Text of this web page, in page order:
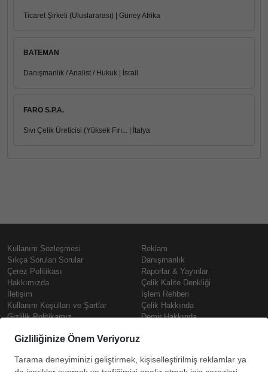
Ticaret Şirketi (Uluslararası) | Güney Afrika
BATEMAN
Danışmanlık / Analist / Hukuk | İsrail
FARO S.P.A.
Sıvı Çelik Üreticisi (Yüksek Fırı... | İtalya
Kullanım Sözleşmesi
Sıkça Sorulan Sorular
Çerez Politikası
Hakkımızda
İletişim
Kullanım Koşulları ve Şartlar
Gizlilik Politikamız
Prime
Reklam
Danışmanlık
Raporlar & Yayınlar
Çelik Kalite Denkliği
İşlem Rehberi
Çelik Hakkında
Demir Hakkında
Çelik Fiyatları Copyright © SteelOrbis Elektronik